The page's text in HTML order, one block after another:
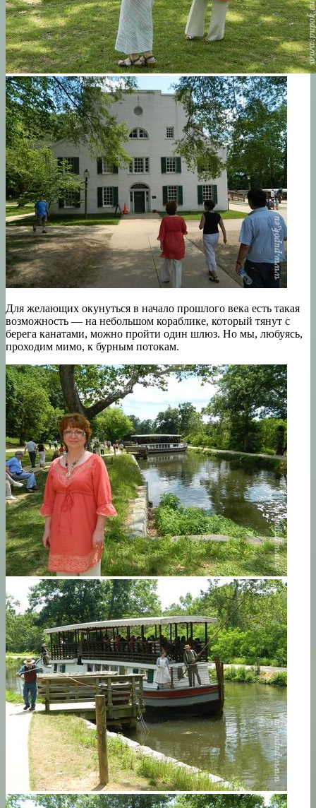
Для желающих окунуться в начало прошлого века есть такая
возможность — на небольшом кораблике, который тянут с
берега канатами, можно пройти один шлюз. Но мы, любуясь,
проходим мимо, к бурным потокам.